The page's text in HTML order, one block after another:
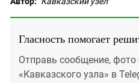
Гласность помогает
Отправь сообщение, фото
«Кавказского узла» в